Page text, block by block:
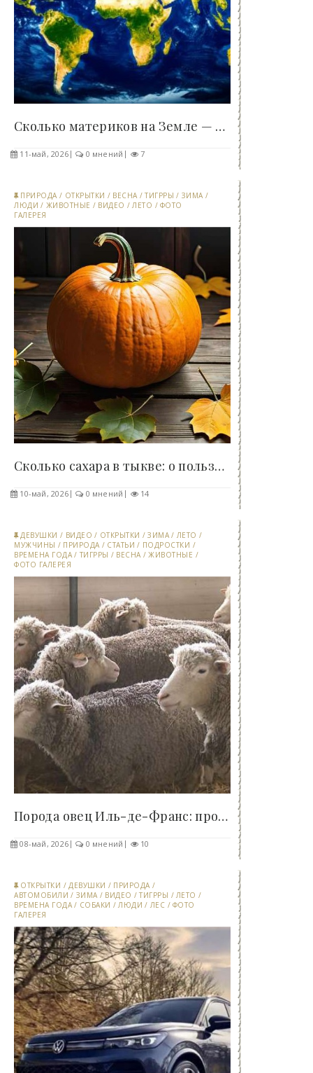
Сколько материков на Земле — 6 или 7? Разбираемся..
11-май, 2026 0 мнений 7
ПРИРОДА / ОТКРЫТКИ / ВЕСНА /ТИГРРЫ / ЗИМА /
ЛЮДИ / ЖИВОТНЫЕ / ВИДЕО /ЛЕТО / ФОТО
ГАЛЕРЕЯ
Сколько сахара в тыкве: о пользе и сладости этого..
10-май, 2026 0 мнений 14
ДЕВУШКИ / ВИДЕО / ОТКРЫТКИ /ЗИМА / ЛЕТО /
МУЖЧИНЫ / ПРИРОДА / СТАТЬИ / ПОДРОСТКИ /
ВРЕМЕНА ГОДА / ТИГРРЫ / ВЕСНА /ЖИВОТНЫЕ /
ФОТО ГАЛЕРЕЯ
Порода овец Иль-де-Франс: происхождение,..
08-май, 2026 0 мнений 10
ОТКРЫТКИ /ДЕВУШКИ / ПРИРОДА /
АВТОМОБИЛИ / ЗИМА / ВИДЕО /ТИГРРЫ / ЛЕТО /
ВРЕМЕНА ГОДА / СОБАКИ /ЛЮДИ / ЛЕС / ФОТО
ГАЛЕРЕЯ